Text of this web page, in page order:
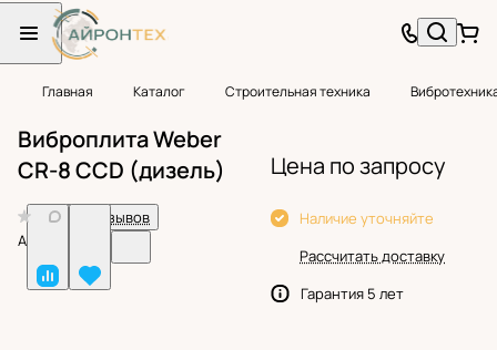
Главная Каталог Строительная техника
Виброплита Weber
CR-8 CCD (дизель)
Нет отзывов
Арт.
Цена по запросу
Наличие уточняйте
Рассчитать доставку
Гарантия 5 лет